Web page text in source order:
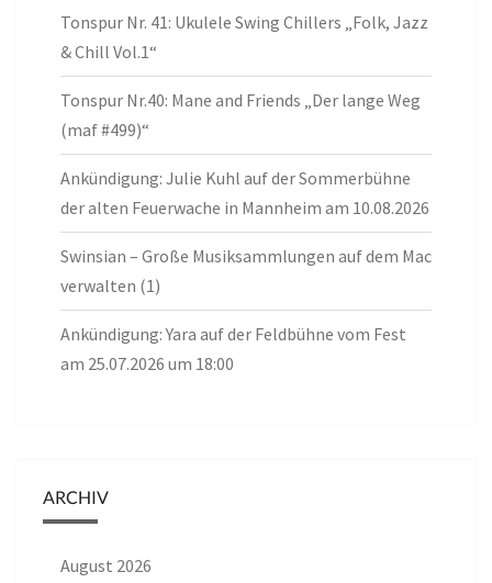
Tonspur Nr. 41: Ukulele Swing Chillers „Folk, Jazz
& Chill Vol.1“
Tonspur Nr.40: Mane and Friends „Der lange Weg
(maf #499)“
Ankündigung: Julie Kuhl auf der Sommerbühne
der alten Feuerwache in Mannheim am 10.08.2026
Swinsian – Große Musiksammlungen auf dem Mac
verwalten (1)
Ankündigung: Yara auf der Feldbühne vom Fest
am 25.07.2026 um 18:00
ARCHIV
August 2026